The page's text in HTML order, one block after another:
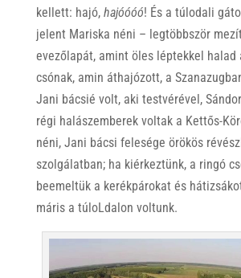
kellett: hajó,hajóóóó! És a túlodali
jelent Mariska néni – legtöbbször
evezőlapát, amint öles léptekkel halad
csónak, amin áthajózott, a
Jani bácsié volt, aki testvérével,
régi halászemberek voltak a Kettős-
néni, Jani bácsi felesége örökös
szolgálatban; ha kiérkeztünk, a ringó
beemeltük a kerékpárokat és
máris a túloLdalon voltunk.